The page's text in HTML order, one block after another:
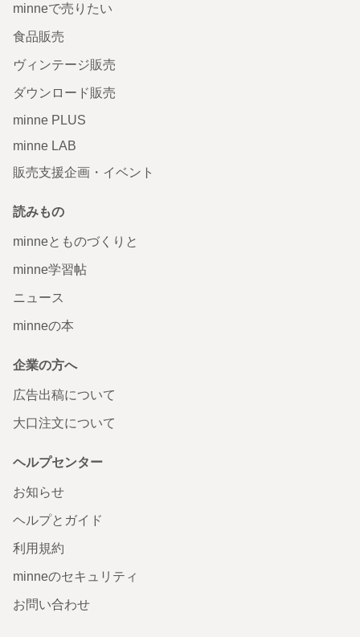
minneで売りたい
食品販売
ヴィンテージ販売
ダウンロード販売
minne PLUS
minne LAB
販売支援企画・イベント
読みもの
minneとものづくりと
minne学習帖
ニュース
minneの本
企業の方へ
広告出稿について
大口注文について
ヘルプセンター
お知らせ
ヘルプとガイド
利用規約
minneのセキュリティ
お問い合わせ